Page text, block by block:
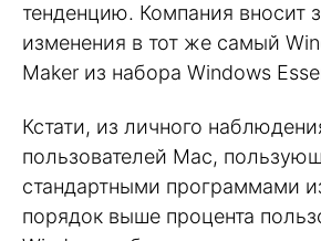
тенденцию. Компания вносит
изменения в тот же самый
Maker из набора Windows
Кстати, из личного
пользователей Mac,
стандартными программами
порядок выше процента